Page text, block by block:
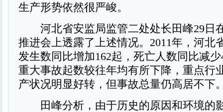
生产形势依然很严峻。
河北省安监局监管二处处长田峰29日
推进会上透露了上述情况。2011年，河北
发生数同比增加162起，死亡人数同比减
重大事故起数较往年均有所下降，重点行
产状况明显好转，但事故总量仍高居不下
田峰分析，由于历史的原因和环境的